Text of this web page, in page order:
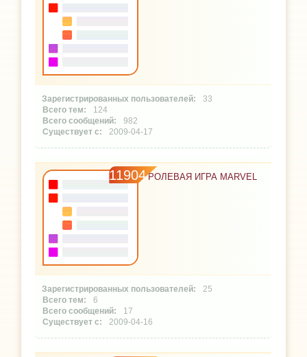
33
124
982
2009-04-17
11904 РОЛЕВАЯ ИГРА MARVEL
25
6
17
2009-04-16